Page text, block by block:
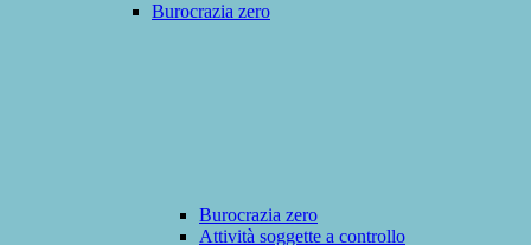
Burocrazia zero
Burocrazia zero
Attività soggette a controllo